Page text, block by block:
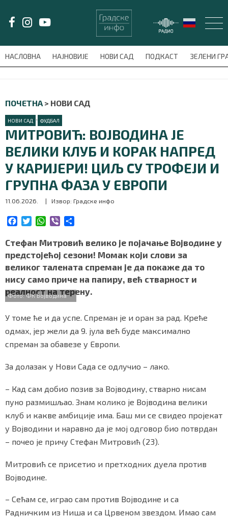
НАСЛОВНА НАЈНОВИЈЕ НОВИ САД ПОДКАСТ ЗЕЛЕНИ
meni'); $this_item = current( wp_filter_object_list(
ПОЧЕТНА > НОВИ САД
НОВИ САД • ФУДБАЛ
МИТРОВИЋ: ВОЈВОДИНА ЈЕ
ВЕЛИКИ КЛУБ И КОРАК НАПРЕД
У КАРИЈЕРИ! ЦИЉ СУ ТРОФЕЈИ И
ГРУПНА ФАЗА У ЕВРОПИ
11.06.2026. | Извор: Градске инфо
c
e
b
o
o
k
i
t
t
e
r
W
a
t
s
A
p
p
b
e
r
a
r
e
Стефан Митровић велико је појачање Војводине у
предстојећој сезони! Момак који слови за
великог талената спреман је да покаже да то
нису само приче на папиру, већ стварност и
реалност на терену.
Фото: ФК Војводина
У томе ће и да успе. Спреман је и оран за рад. Креће
одмах, јер жели да 9. јула већ буде максимално
спреман за обавезе у Европи.
За долазак у Нови Сада се одлучио – лако.
– Кад сам добио позив за Војводину, стварно нисам
пуно размишљао. Знам колико је Војводина велики
клуб и какве амбиције има. Баш ми се свидео пројекат
у Војводини и наравно да је мој одговор био потврдан
– почео је причу Стефан Митровић (23).
Митровић се присетио и претходних дуела против
Војводине.
– Сећам се, играо сам против Војводине и са
Радничким из Ниша и са Црвеном звездом. Имао сам
LAT/ЋИР
НАЈНОВИЈЕ
НОВИ САД
ПОДКАСТ
ЗЕЛЕНИ ГРАД
ВИДЕО
БЛОГ
СРБИЈА
ЖИВОТ И СТИЛ
СПОРТ
БИЗНИС
redakcija@gradskeinfo.rs
ПРАТИТЕ НАС
Маркетинг|Услови коришћења|Политика